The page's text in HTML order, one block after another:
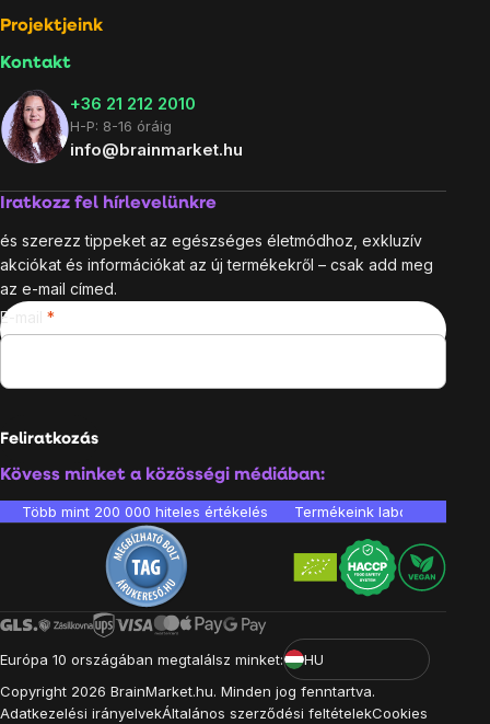
Projektjeink
Kontakt
+36 21 212 2010
H-P: 8-16 óráig
info@brainmarket.hu
Iratkozz fel hírlevelünkre
és szerezz tippeket az egészséges életmódhoz, exkluzív
akciókat és információkat az új termékekről – csak add meg
az e-mail címed.
E-mail
Feliratkozás
Kövess minket a közösségi médiában:
Több mint 200 000 hiteles értékelés Termékeink
Európa 10 országában megtalálsz minket:
HU
Copyright 2026 BrainMarket.hu. Minden jog fenntartva.
Adatkezelési irányelvekÁltalános szerződési feltételekCookies